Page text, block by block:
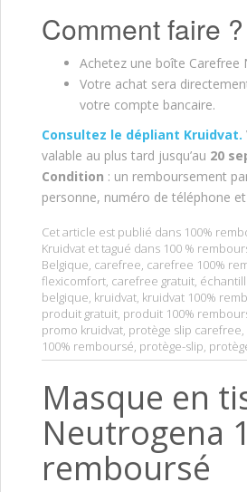
Comment faire ?
Achetez une boîte Carefree
Votre achat sera
votre compte bancaire.
Consultez le dépliant Kruidvat.
valable au plus tard jusqu’au 20
Condition : un remboursement
personne, numéro de téléphone
Cet article est publié dans 100%
Kruidvat et tagué dans 100 %
Belgique, carefree, carefree 100%
flexicomfort, carefree gratuit,
belgique, kruidvat, kruidvat 100%
produit gratuit, produit 100%
promo kruidvat, protège slip carefree,
100% remboursé, protège-slip,
Masque en
Neutrogena
remboursé